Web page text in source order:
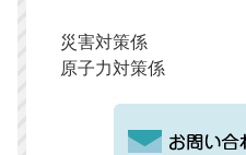
災害対策係
原子力対策係